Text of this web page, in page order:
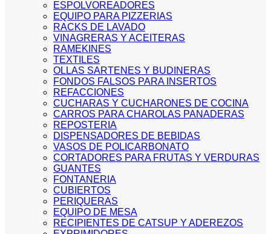
ESPOLVOREADORES
EQUIPO PARA PIZZERIAS
RACKS DE LAVADO
VINAGRERAS Y ACEITERAS
RAMEKINES
TEXTILES
OLLAS SARTENES Y BUDINERAS
FONDOS FALSOS PARA INSERTOS
REFACCIONES
CUCHARAS Y CUCHARONES DE COCINA
CARROS PARA CHAROLAS PANADERAS
REPOSTERIA
DISPENSADORES DE BEBIDAS
VASOS DE POLICARBONATO
CORTADORES PARA FRUTAS Y VERDURAS
GUANTES
FONTANERIA
CUBIERTOS
PERIQUERAS
EQUIPO DE MESA
RECIPIENTES DE CATSUP Y ADEREZOS